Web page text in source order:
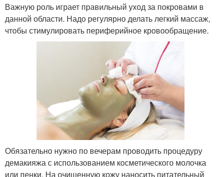
Важную роль играет правильный уход за покровами в
данной области. Надо регулярно делать легкий массаж,
чтобы стимулировать периферийное кровообращение.
Обязательно нужно по вечерам проводить процедуру
демакияжа с использованием косметического молочка
или пенки. На очищенную кожу наносить питательный